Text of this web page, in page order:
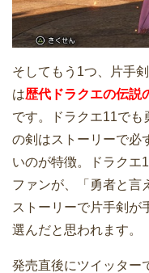
そしてもう1つ、片手
は歴代ドラクエの伝説
です。ドラクエ11でも
の剣はストーリーで必
いのが特徴。ドラクエ
ファンが、「勇者と言
ストーリーで片手剣が
選んだと思われます。
発売直後にツイッター